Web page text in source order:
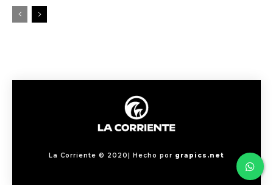
La Corriente © 2020| Hecho por grapics.net